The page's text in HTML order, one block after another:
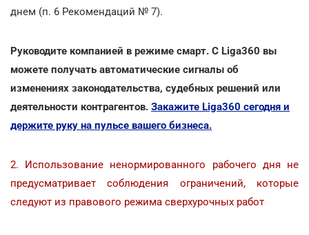
днем (п. 6 Рекомендаций № 7).
Руководите компанией в режиме смарт. С Liga360 вы
можете получать автоматические сигналы об
изменениях законодательства, судебных решений или
деятельности контрагентов. Закажите Liga360 сегодня и
держите руку на пульсе вашего бизнеса.
2. Использование ненормированного рабочего дня не
предусматривает соблюдения ограничений, которые
следуют из правового режима сверхурочных работ